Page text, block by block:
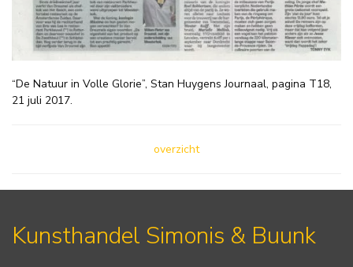
“De Natuur in Volle Glorie”, Stan Huygens Journaal, pagina T18,
21 juli 2017.
overzicht
Kunsthandel Simonis & Buunk